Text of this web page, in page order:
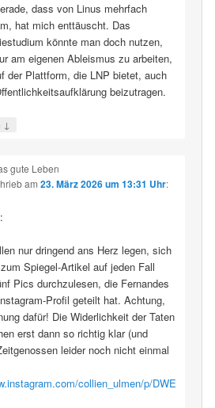
dass von Linus mehrfach
hat mich enttäuscht. Das
könnte man doch nutzen,
am eigenen Ableismus zu arbeiten,
der Plattform, die LNP bietet, auch
beizutragen.
↓
gute Leben
am 23. März 2026 um 13:31 Uhr:
nur dringend ans Herz legen, sich
Spiegel-Artikel auf jeden Fall
Pics durchzulesen, die Fernandes
Profil geteilt hat. Achtung,
dafür! Die Widerlichkeit der Taten
erst dann so richtig klar (und
leider noch nicht einmal
collien_ulmen/p/DWE